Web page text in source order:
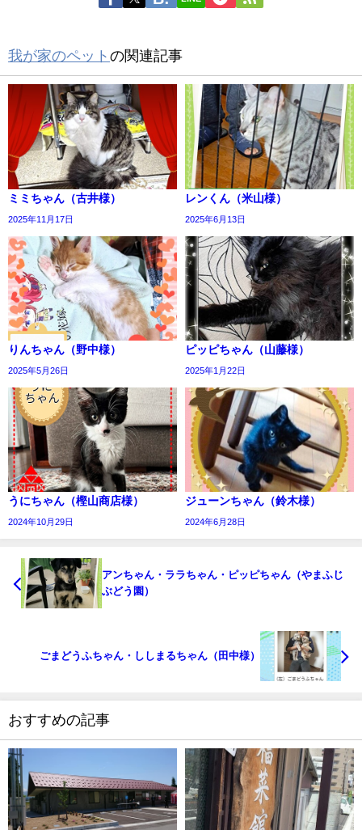
我が家のペット の関連記事
ミミちゃん（古井様）
2025年11月17日
レンくん（米山様）
2025年6月13日
りんちゃん（野中様）
2025年5月26日
ピッピちゃん（山藤様）
2025年1月22日
うにちゃん（樫山商店様）
2024年10月29日
ジューンちゃん（鈴木様）
2024年6月28日
アンちゃん・ララちゃん・ピッピちゃん（やまふじ
ぶどう園）
ごまどうふちゃん・ししまるちゃん（田中様）
おすすめの記事